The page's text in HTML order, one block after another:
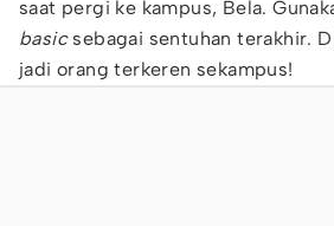
saat pergi ke kampus, Bela.
basic sebagai sentuhan terakhir.
jadi orang terkeren sekampus!